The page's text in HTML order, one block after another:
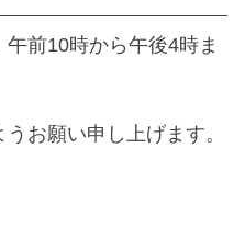
前10時から午後4時ま
お願い申し上げます。